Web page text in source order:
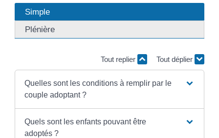
Simple
Plénière
Tout replier Tout déplier
Quelles sont les conditions à remplir par le
couple adoptant ?
Quels sont les enfants pouvant être
adoptés ?